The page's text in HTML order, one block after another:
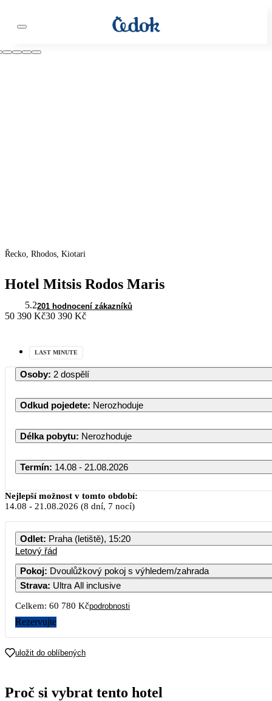
Řecko, Rhodos, Kiotari
Hotel Mitsis Rodos Maris
5.2201 hodnocení zákazníků
50 390 Kč30 390 Kč
LAST MINUTE
Osoby: 2 dospělí
Odkud pojedete: Nerozhoduje
Délka pobytu: Nerozhoduje
Termín: 14.08 - 21.08.2026
PO
Nejlepší možnost v tomto období:
14.08 - 21.08.2026 (8 dní, 7 nocí)
Odlet: Praha (letiště), 15:20
Letový řád
Pokoj: Dvoulůžkový pokoj s výhledem/zahrada
Strava: Ultra All inclusive
Celkem: 60 780 Kčpodrobnosti
Rezervujte
uložit do oblíbených
Proč si vybrat tento hotel